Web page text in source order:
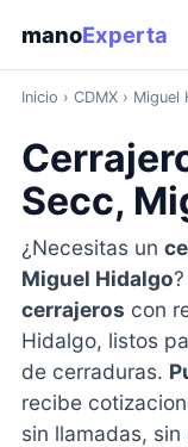
manoExperta
Inicio › CDMX› Miguel
Secc,
¿Necesitas un
Miguel Hidalgo
cerrajeros con
Hidalgo, listos
de cerraduras.
recibe
sin llamadas,